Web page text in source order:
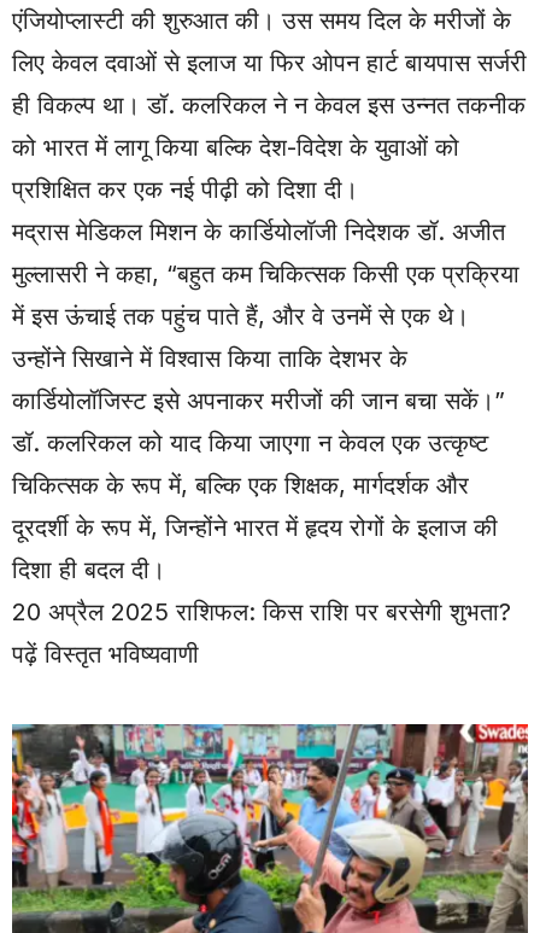
एंजियोप्लास्टी की शुरुआत की। उस समय दिल के मरीजों के
लिए केवल दवाओं से इलाज या फिर ओपन हार्ट बायपास सर्जरी
ही विकल्प था। डॉ. कलरिकल ने न केवल इस उन्नत तकनीक
को भारत में लागू किया बल्कि देश-विदेश के युवाओं को
प्रशिक्षित कर एक नई पीढ़ी को दिशा दी।
मद्रास मेडिकल मिशन के कार्डियोलॉजी निदेशक डॉ. अजीत
मुल्लासरी ने कहा, “बहुत कम चिकित्सक किसी एक प्रक्रिया
में इस ऊंचाई तक पहुंच पाते हैं, और वे उनमें से एक थे।
उन्होंने सिखाने में विश्वास किया ताकि देशभर के
कार्डियोलॉजिस्ट इसे अपनाकर मरीजों की जान बचा सकें।”
डॉ. कलरिकल को याद किया जाएगा न केवल एक उत्कृष्ट
चिकित्सक के रूप में, बल्कि एक शिक्षक, मार्गदर्शक और
दूरदर्शी के रूप में, जिन्होंने भारत में हृदय रोगों के इलाज की
दिशा ही बदल दी।
20 अप्रैल 2025 राशिफल: किस राशि पर बरसेगी शुभता?
पढ़ें विस्तृत भविष्यवाणी